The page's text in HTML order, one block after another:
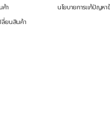
ค้า
ลี่ยนสินค้า
นโยบายการแก้ปัญหา